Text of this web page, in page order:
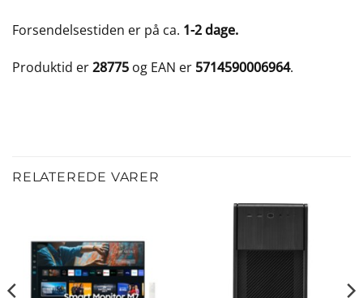
Forsendelsestiden er på ca. 1-2 dage.
Produktid er28775 og EAN er 5714590006964.
RELATEREDE VARER